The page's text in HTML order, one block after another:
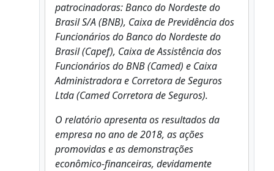
patrocinadoras: Banco do Nordeste do
Brasil S/A (BNB), Caixa de Previdência dos
Funcionários do Banco do Nordeste do
Brasil (Capef), Caixa de Assistência dos
Funcionários do BNB (Camed) e Caixa
Administradora e Corretora de Seguros
Ltda (Camed Corretora de Seguros).
O relatório apresenta os resultados da
empresa no ano de 2018, as ações
promovidas e as demonstrações
econômico-financeiras, devidamente